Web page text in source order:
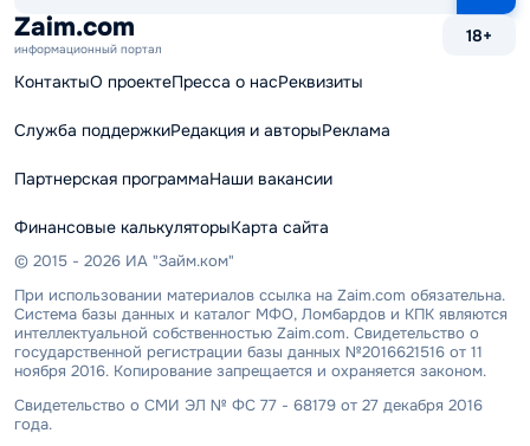
сайту
Zaim.com
информационный портал
18+
КонтактыО проектеПресса о насРеквизиты
Служба поддержкиРедакция и авторыРеклама
Партнерская программаНаши вакансии
Финансовые калькуляторыКарта сайта
© 2015 - 2026 ИА "Займ.ком"
При использовании материалов ссылка на Zaim.com обязательна.
Система базы данных и каталог МФО, Ломбардов и КПК являются
интеллектуальной собственностью Zaim.com. Свидетельство о
государственной регистрации базы данных №2016621516 от 11
ноября 2016. Копирование запрещается и охраняется законом.
Свидетельство о СМИ ЭЛ № ФС 77 - 68179 от 27 декабря 2016
года.